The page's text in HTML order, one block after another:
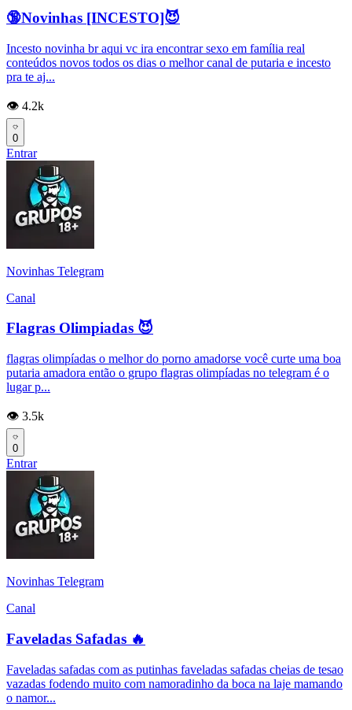
🔞Novinhas [INCESTO]😈
Incesto novinha br aqui vc ira encontrar sexo em família real
conteúdos novos todos os dias o melhor canal de putaria e incesto
pra te aj...
👁️ 4.2k
0
Entrar
Novinhas Telegram
Canal
Flagras Olimpiadas 😈
flagras olimpíadas o melhor do porno amadorse você curte uma boa
putaria amadora então o grupo flagras olimpíadas no telegram é o
lugar p...
👁️ 3.5k
0
Entrar
Novinhas Telegram
Canal
Faveladas Safadas 🔥
Faveladas safadas com as putinhas faveladas safadas cheias de tesao
vazadas fodendo muito com namoradinho da boca na laje mamando
o namor...